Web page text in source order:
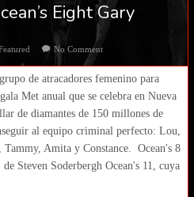
Eight Gary
No Comment
de atracadores femenino para
Met anual que se celebra en Nueva
de diamantes de 150 millones de
al equipo criminal perfecto: Lou,
Amita y Constance. Ocean's 8
Steven Soderbergh Ocean's 11, cuya